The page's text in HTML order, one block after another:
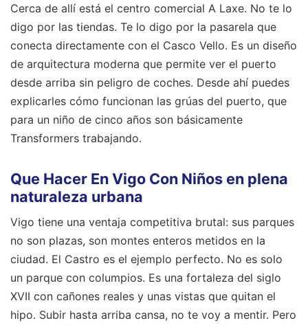
Cerca de allí está el centro comercial A Laxe. No te lo
digo por las tiendas. Te lo digo por la pasarela que
conecta directamente con el Casco Vello. Es un diseño
de arquitectura moderna que permite ver el puerto
desde arriba sin peligro de coches. Desde ahí puedes
explicarles cómo funcionan las grúas del puerto, que
para un niño de cinco años son básicamente
Transformers trabajando.
Que Hacer En Vigo Con Niños en plena
naturaleza urbana
Vigo tiene una ventaja competitiva brutal: sus parques
no son plazas, son montes enteros metidos en la
ciudad. El Castro es el ejemplo perfecto. No es solo
un parque con columpios. Es una fortaleza del siglo
XVII con cañones reales y unas vistas que quitan el
hipo. Subir hasta arriba cansa, no te voy a mentir. Pero